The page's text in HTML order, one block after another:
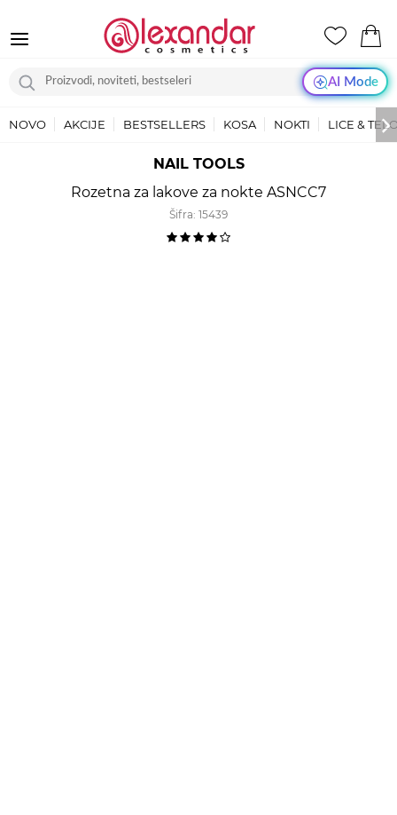
AI Mode
NOVO AKCIJE BESTSELLERS KOSA NOKTI LICE &
NAIL TOOLS
Rozetna za lakove za nokte ASNCC7
Šifra: 15439